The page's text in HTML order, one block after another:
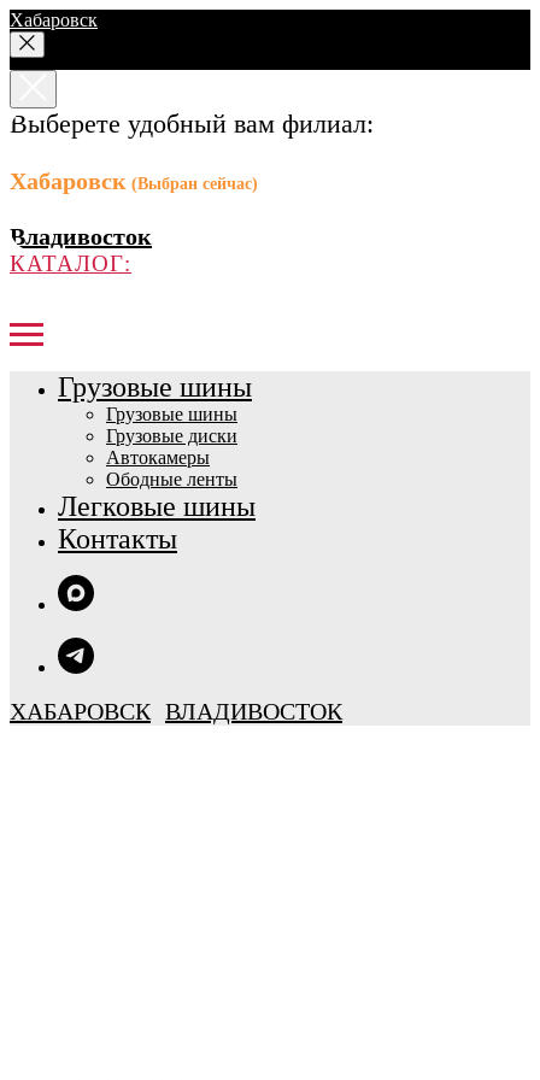
Хабаровск
Выберете удобный вам филиал:
Хабаровск (Выбран сейчас)
Владивосток
КАТАЛОГ:
Грузовые шины
Грузовые шины
Грузовые диски
Автокамеры
Ободные ленты
Легковые шины
Контакты
ХАБАРОВСК ВЛАДИВОСТОК